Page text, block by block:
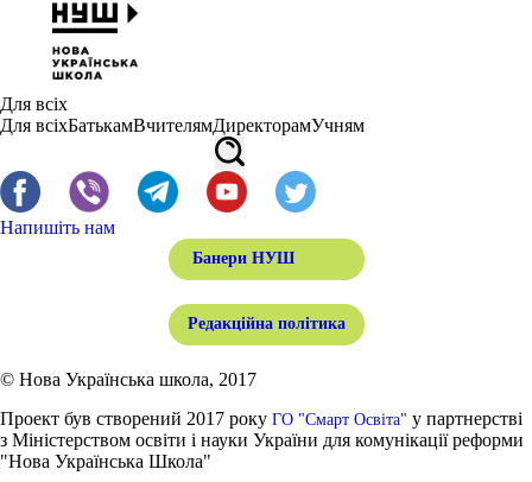
Для всіх
Для всіхБатькамВчителямДиректорамУчням
Напишіть нам
Банери НУШ
Редакційна політика
© Нова Українська школа, 2017
Проект був створений 2017 року ГО "Смарт Освіта" у партнерстві
з Міністерством освіти і науки України для комунікації реформи
"Нова Українська Школа"